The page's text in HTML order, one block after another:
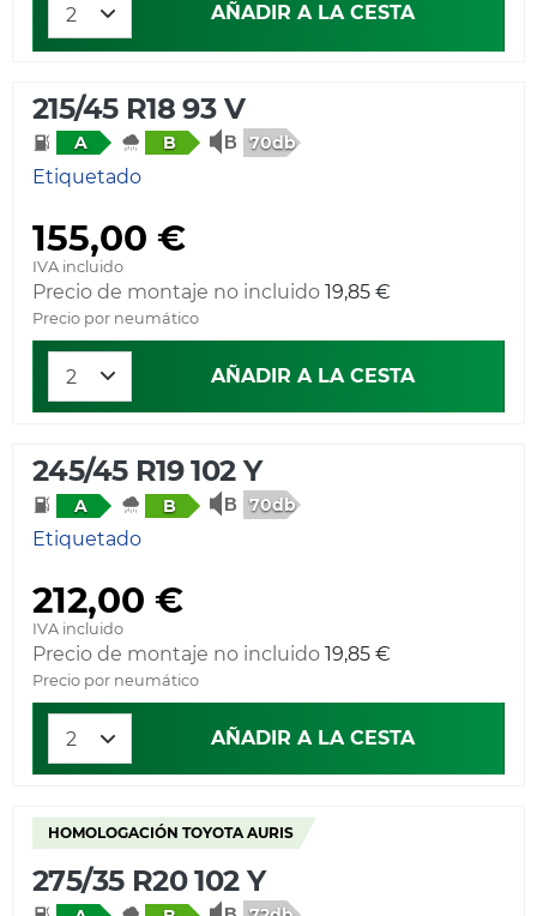
AÑADIR A LA CESTA
215/45 R18 93 V
A B 70db
Etiquetado
155,00 €
IVA incluido
Precio de montaje no incluido 19,85 €
Precio por neumático
AÑADIR A LA CESTA
245/45 R19 102 Y
A B 70db
Etiquetado
212,00 €
IVA incluido
Precio de montaje no incluido 19,85 €
Precio por neumático
AÑADIR A LA CESTA
HOMOLOGACIÓN TOYOTA AURIS
275/35 R20 102 Y